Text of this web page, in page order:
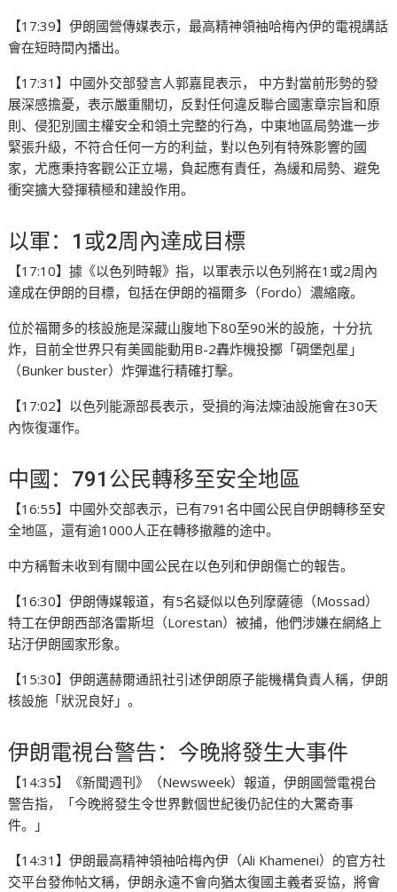
【17:39】伊朗國營傳媒表示，最高精神領袖哈梅內伊的電視講話
會在短時間內播出。
【17:31】中國外交部發言人郭嘉昆表示， 中方對當前形勢的發
展深感擔憂，表示嚴重關切，反對任何違反聯合國憲章宗旨和原
則、侵犯別國主權安全和領土完整的行為，中東地區局勢進一步
緊張升級，不符合任何一方的利益，對以色列有特殊影響的國
家，尤應秉持客觀公正立場，負起應有責任，為緩和局勢、避免
衝突擴大發揮積極和建設作用。
以軍：1或2周內達成目標
【17:10】據《以色列時報》指，以軍表示以色列將在1或2周內
達成在伊朗的目標，包括在伊朗的福爾多（Fordo）濃縮廠。
位於福爾多的核設施是深藏山腹地下80至90米的設施，十分抗
炸，目前全世界只有美國能動用B-2轟炸機投擲「碉堡剋星」
（Bunker buster）炸彈進行精確打擊。
【17:02】以色列能源部長表示，受損的海法煉油設施會在30天
內恢復運作。
中國：791公民轉移至安全地區
【16:55】中國外交部表示，已有791名中國公民自伊朗轉移至安
全地區，還有逾1000人正在轉移撤離的途中。
中方稱暫未收到有關中國公民在以色列和伊朗傷亡的報告。
【16:30】伊朗傳媒報道，有5名疑似以色列摩薩德（Mossad）
特工在伊朗西部洛雷斯坦（Lorestan）被捕，他們涉嫌在網絡上
玷汙伊朗國家形象。
【15:30】伊朗邁赫爾通訊社引述伊朗原子能機構負責人稱，伊朗
核設施「狀況良好」。
伊朗電視台警告：今晚將發生大事件
【14:35】《新聞週刊》（Newsweek）報道，伊朗國營電視台
警告指，「今晚將發生令世界數個世紀後仍記住的大驚奇事
件。」
【14:31】伊朗最高精神領袖哈梅內伊（Ali Khamenei）的官方社
交平台發佈帖文稱，伊朗永遠不會向猶太復國主義者妥協，將會